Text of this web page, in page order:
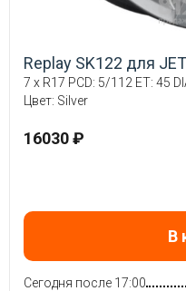
Replay SK122 для
7 x R17 PCD: 5/112 ET: 45
Цвет: Silver
16030 ₽
В
Сегодня после 17:00